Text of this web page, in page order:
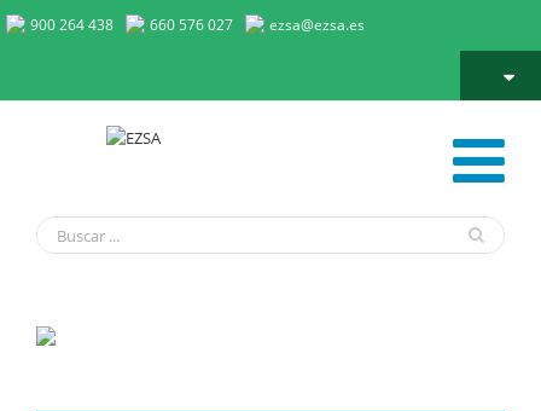
900 264 438 660 576 027 ezsa@ezsa.es